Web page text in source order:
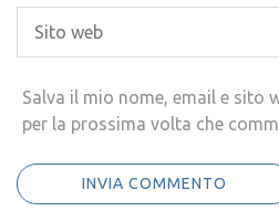
Salva il mio nome, email e sito
per la prossima volta che